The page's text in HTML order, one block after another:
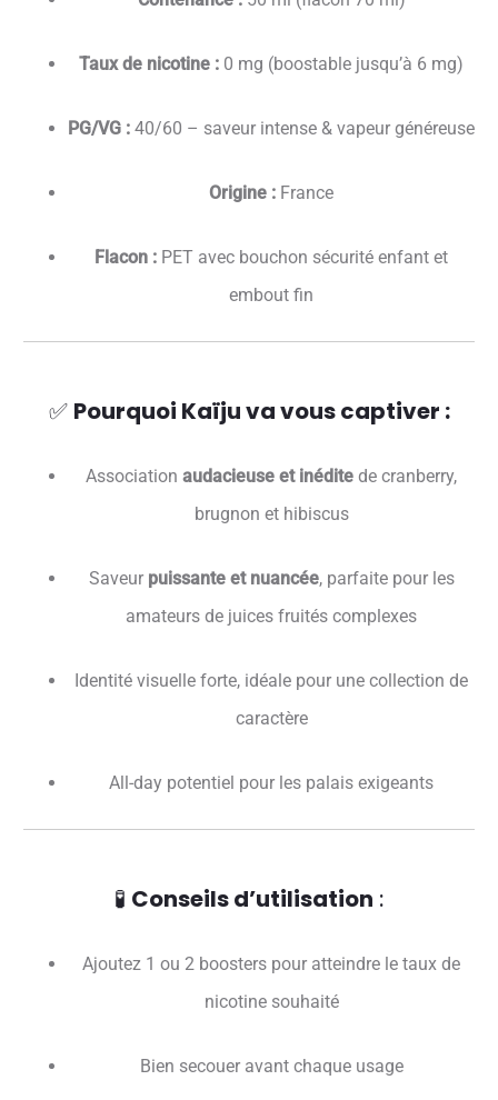
Taux de nicotine : 0 mg (boostable jusqu’à 6 mg)
PG/VG : 40/60 – saveur intense & vapeur généreuse
Origine : France
Flacon : PET avec bouchon sécurité enfant et
embout fin
✅ Pourquoi Kaïju va vous captiver :
Association audacieuse et inédite de cranberry,
brugnon et hibiscus
Saveur puissante et nuancée, parfaite pour les
amateurs de juices fruités complexes
Identité visuelle forte, idéale pour une collection de
caractère
All-day potentiel pour les palais exigeants
🧪 Conseils d’utilisation :
Ajoutez 1 ou 2 boosters pour atteindre le taux de
nicotine souhaité
Bien secouer avant chaque usage